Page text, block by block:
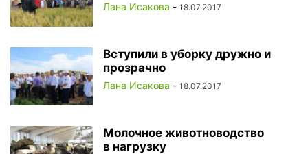
Лана Исакова - 18.07.2017
Вступили в уборку дружно и
прозрачно
Лана Исакова - 18.07.2017
Молочное животноводство
в нагрузку